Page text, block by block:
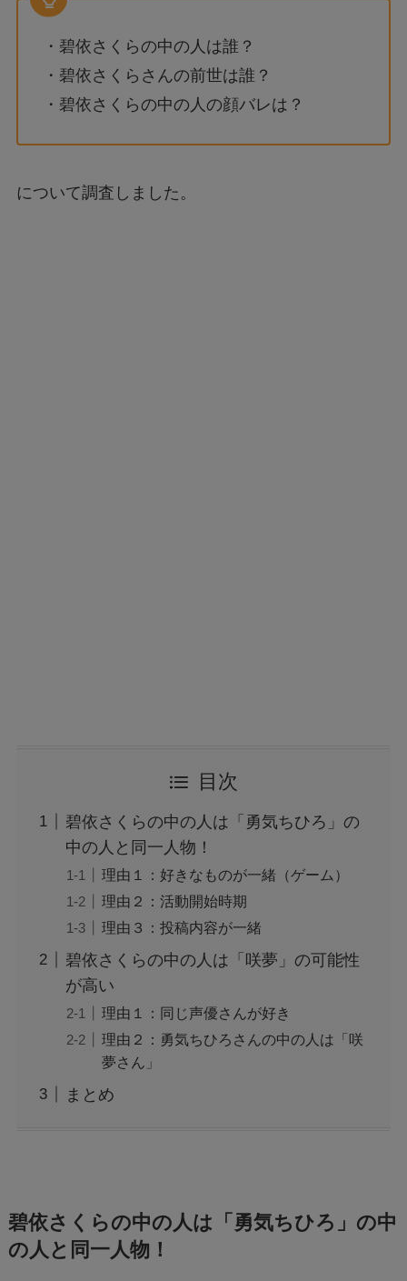
・碧依さくらの中の人は誰？
・碧依さくらさんの前世は誰？
・碧依さくらの中の人の顔バレは？
について調査しました。
目次
碧依さくらの中の人は「勇気ちひろ」の
中の人と同一人物！
理由１：好きなものが一緒（ゲーム）
理由２：活動開始時期
理由３：投稿内容が一緒
碧依さくらの中の人は「咲夢」の可能性
が高い
理由１：同じ声優さんが好き
理由２：勇気ちひろさんの中の人は「咲
夢さん」
まとめ
碧依さくらの中の人は「勇気ちひろ」の中
の人と同一人物！